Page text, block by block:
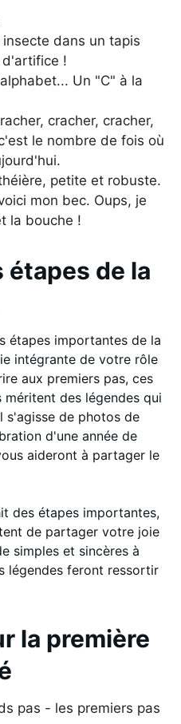
dans un tapis
d'artifice !
Un "C" à la
cracher, cracher,
le nombre de fois où
petite et robuste.
mon bec. Oups, je
la bouche !
étapes de la
étapes importantes de la
intégrante de votre rôle
aux premiers pas, ces
des légendes qui
s'agisse de photos de
d'une année de
aideront à partager le
des étapes importantes,
de partager votre joie
simples et sincères à
légendes feront ressortir
la première
pas - les premiers pas